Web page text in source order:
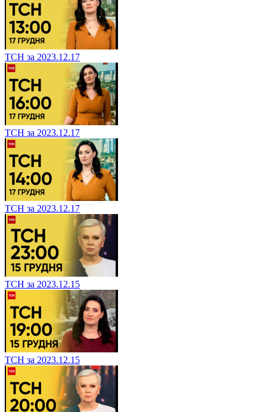
ТСН за 2023.12.17
ТСН за 2023.12.17
ТСН за 2023.12.17
ТСН за 2023.12.15
ТСН за 2023.12.15